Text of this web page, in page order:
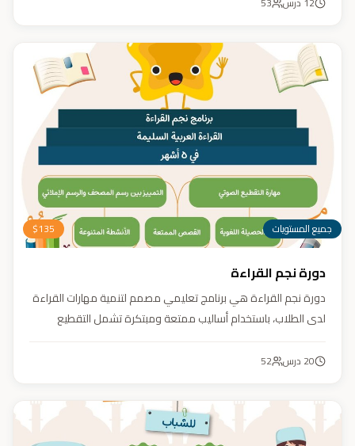
جميع المستويات $135
دورة نجم القراءة
دورة نجم القراءة هي برنامج تعليمي مصمم لتنمية مهارات القراءة
لدى الطلاب، باستخدام أساليب ممتعة ومبتكرة تشمل التقطيع
والمحادثات. يهدف البرنامج إلى تعزيز قدرات الطلاب في التمييز بين
20 درس 52